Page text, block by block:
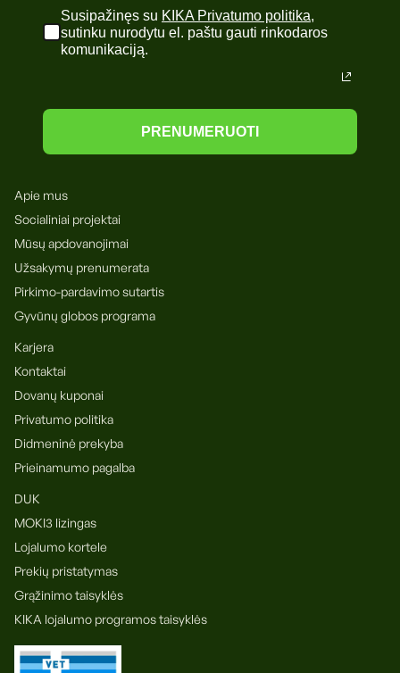
Susipažinęs su KIKA Privatumo politika,
sutinku nurodytu el. paštu gauti rinkodaros
komunikaciją.
PRENUMERUOTI
Apie mus
Socialiniai projektai
Mūsų apdovanojimai
Užsakymų prenumerata
Pirkimo-pardavimo sutartis
Gyvūnų globos programa
Karjera
Kontaktai
Dovanų kuponai
Privatumo politika
Didmeninė prekyba
Prieinamumo pagalba
DUK
MOKI3 lizingas
Lojalumo kortele
Prekių pristatymas
Grąžinimo taisyklės
KIKA lojalumo programos taisyklės